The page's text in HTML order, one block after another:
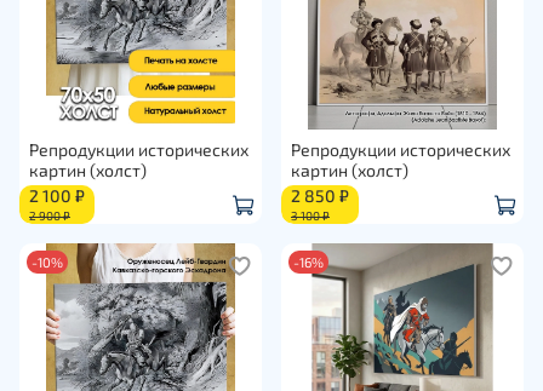
Репродукции исторических
картин (холст)
2 100 ₽
2 900 ₽
Репродукции исторических
картин (холст)
2 850 ₽
3 100 ₽
-10% -16%